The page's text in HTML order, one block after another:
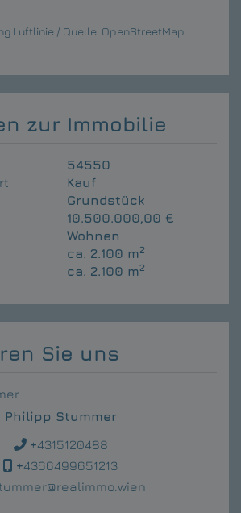
Luftlinie / Quelle: OpenStreetMap
zur Immobilie
54550
Kauf
Grundstück
10.500.000,00 €
Wohnen
ca. 2.100 m2
ca. 2.100 m2
Sie uns
Philipp Stummer
+4315120488
+4366499651213